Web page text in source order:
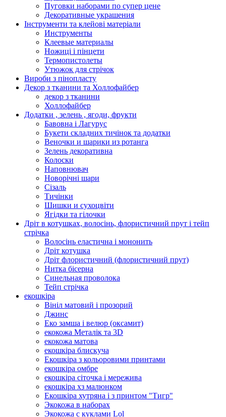
Пуговки наборами по супер цене
Декоративные украшения
Інструменти та клейові матеріали
Инструменты
Клеевые материалы
Ножиці і пінцети
Термопистолеты
Утюжок для стрічок
Вироби з пінопласту
Декор з тканини та Холлофайбер
декор з тканини
Холлофайбер
Додатки , зелень , ягоди, фрукти
Бавовна і Лагурус
Букети складних тичінок та додатки
Веночки и шарики из ротанга
Зелень декоративна
Колоски
Наповнювач
Новорічні шари
Сізаль
Тичінки
Шишки и сухоцвіти
Ягідки та гілочки
Дріт в котушках, волосінь, флористичний прут і тейп
стрічка
Волосінь еластична і мононить
Дріт котушка
Дріт флористичний (флористичний прут)
Нитка бісерна
Синельная проволока
Тейп стрічка
екошкіра
Вініл матовий і прозорий
Джинс
Еко замша і велюр (оксамит)
екокожа Металік та 3D
екокожа матова
екошкіра блискуча
Екошкіра з кольоровими принтами
екошкіра омбре
екошкіра сіточка і мережива
екошкіра хз малюнком
Екошкіра хутряна і з принтом "Тигр"
Экокожа в наборах
Экокожа с куклами Lol